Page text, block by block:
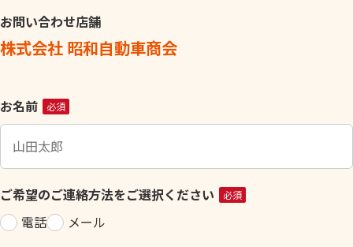
お問い合わせ店舗
株式会社 昭和自動車商会
こ
の
ィ
ー
ル
ド
お名前 必須
ご希望のご連絡方法をご選択ください 必須
電話
メール